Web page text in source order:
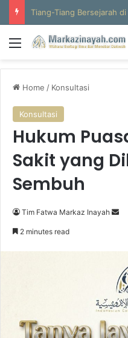
Al-Hajun
Menu
Home / Konsultasi
Konsultasi
Hukum
Sakit yang
Sembuh
Tim Fatwa Markaz Inayah
a
n
e
m
a
2 minutes read